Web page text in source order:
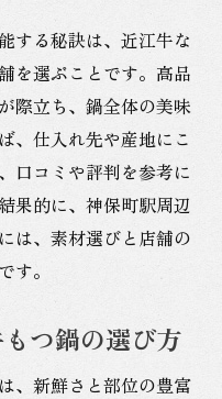
する秘訣は、近江牛な
を選ぶことです。高品
際立ち、鍋全体の美味
、仕入れ先や産地にこ
口コミや評判を参考に
果的に、神保町駅周辺
は、素材選びと店舗の
す。
つ鍋の選び方
、新鮮さと部位の豊富